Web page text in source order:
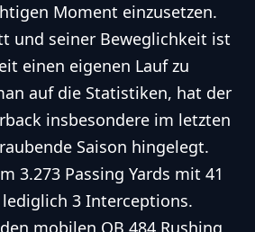
Moment einzusetzen.
und seiner Beweglichkeit ist
einen eigenen Lauf zu
auf die Statistiken, hat der
insbesondere im letzten
Saison hingelegt.
3.273 Passing Yards mit 41
3 Interceptions.
mobilen QB 484 Rushing